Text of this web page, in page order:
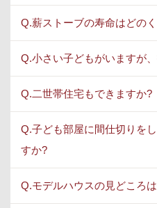
Q.薪ストーブの寿命はどの
Q.小さい子どもがいますが
Q.二世帯住宅もできますか?
Q.子ども部屋に間仕切りを
すか?
Q.モデルハウスの見どころ